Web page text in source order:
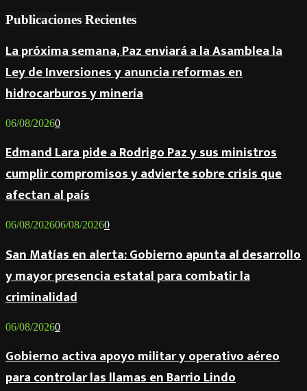
Publicaciones Recientes
La próxima semana, Paz enviará a la Asamblea la
Ley de Inversiones y anuncia reformas en
hidrocarburos y minería
06/08/20260
Edmand Lara pide a Rodrigo Paz y sus ministros
cumplir compromisos y advierte sobre crisis que
afectan al país
06/08/202606/08/20260
San Matías en alerta: Gobierno apunta al desarrollo
y mayor presencia estatal para combatir la
criminalidad
06/08/20260
Gobierno activa apoyo militar y operativo aéreo
para controlar las llamas en Barrio Lindo